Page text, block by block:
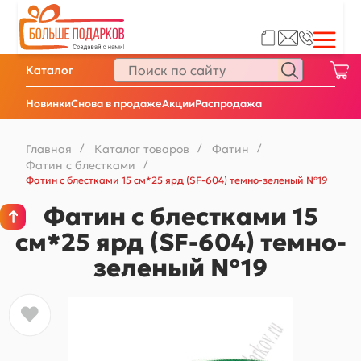
НовинкиСнова в продажеАкцииРаспродажа
Каталог
Главная / Каталог товаров / Фатин /
Фатин с блестками
/
Фатин с блестками 15 см*25 ярд (SF-604) темно-зеленый №19
Фатин с блестками 15
см*25 ярд (SF-604) темно-
зеленый №19